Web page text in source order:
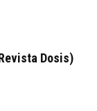
Dosis)